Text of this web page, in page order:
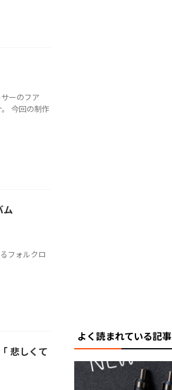
ーのフア
今回の制作
ム
フォルクロ
悲しくて
よく読まれている記事